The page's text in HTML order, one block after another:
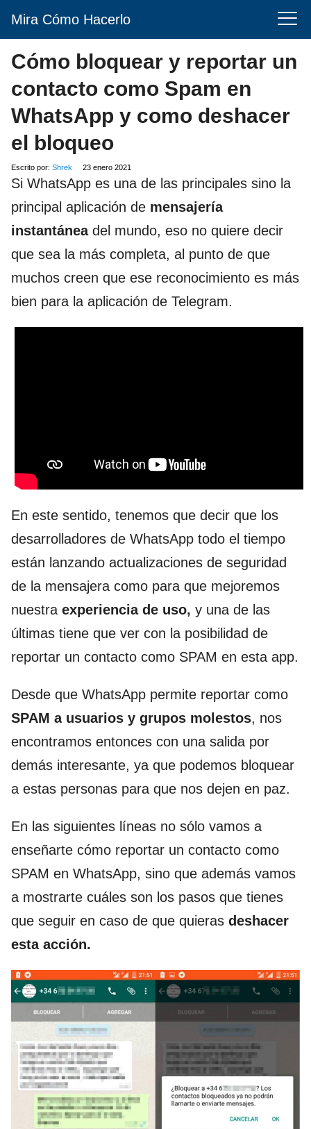
Mira Cómo Hacerlo
Cómo bloquear y reportar un
contacto como Spam en
WhatsApp y como deshacer
el bloqueo
Escrito por: Shrek 23 enero 2021
Si WhatsApp es una de las principales sino la
principal aplicación de mensajería
instantáneadel mundo, eso no quiere decir
que sea la más completa, al punto de que
muchos creen que ese reconocimiento es más
bien para la aplicación de Telegram.
En este sentido, tenemos que decir que los
desarrolladores de WhatsApp todo el tiempo
están lanzando actualizaciones de seguridad
de la mensajera como para que mejoremos
nuestra experiencia de uso, y una de las
últimas tiene que ver con la posibilidad de
reportar un contacto como SPAM en esta app.
Desde que WhatsApp permite reportar como
SPAM a usuarios y grupos molestos, nos
encontramos entonces con una salida por
demás interesante, ya que podemos bloquear
a estas personas para que nos dejen en paz.
En las siguientes líneas no sólo vamos a
enseñarte cómo reportar un contacto como
SPAM en WhatsApp, sino que además vamos
a mostrarte cuáles son los pasos que tienes
que seguir en caso de que quieras deshacer
esta acción.